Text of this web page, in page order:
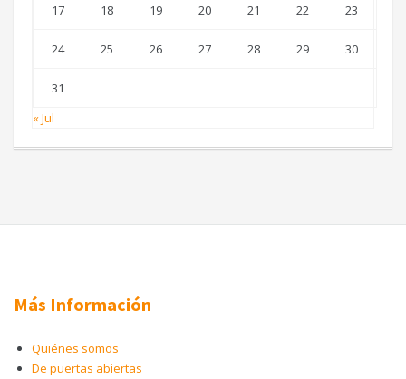
17 18 19 20 21 22 23
24 25 26 27 28 29 30
31
« Jul
Más Información
Quiénes somos
De puertas abiertas